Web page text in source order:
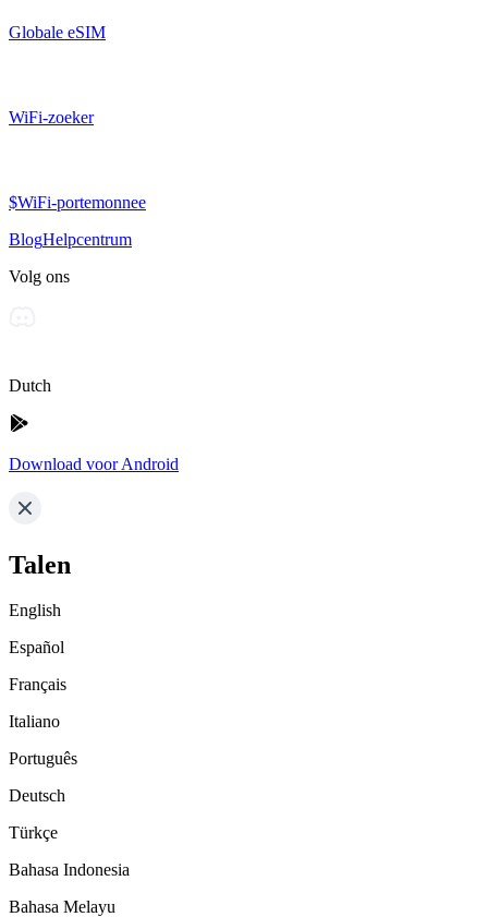
Globale eSIM
WiFi-zoeker
$WiFi-portemonnee
BlogHelpcentrum
Volg ons
Dutch
Download voor Android
Talen
English
Español
Français
Italiano
Português
Deutsch
Türkçe
Bahasa Indonesia
Bahasa Melayu